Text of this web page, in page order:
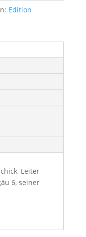
Edition
Leiter
6, seiner